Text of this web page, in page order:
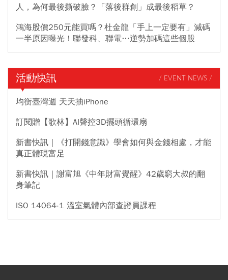
人，為何最後撕破臉？「落後群創」成最後稻草？
鴻海股價250元能買嗎？杜金龍「手上一定要有」減碼
一半原因曝光！聯發科、聯電…逆勢加碼這些個股
活動快訊 / EVENT NEWS /
均衡臺灣週 天天抽iPhone
訂閱贈【歌林】AI聲控3D擺頭循環扇
新書快訊｜《打開錢意識》學會如何與金錢相處，才能
真正體現富足
新書快訊｜謝富旭《中年財富覺醒》42歲窮大叔的翻
身筆記
ISO 14064-1 溫室氣體內部查證員課程